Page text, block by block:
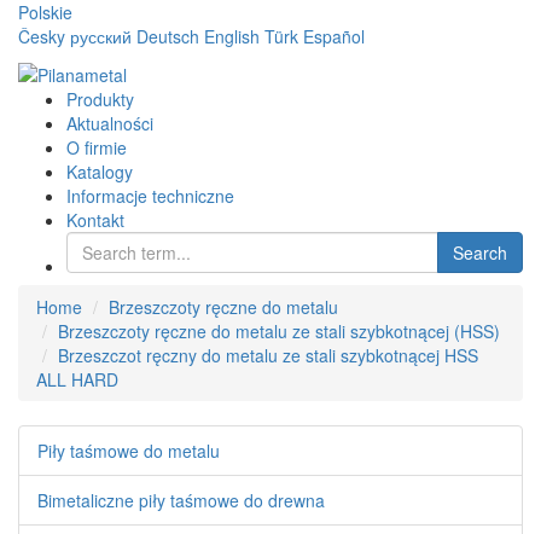
Polskie
Česky русский Deutsch English Türk Español
Produkty
Aktualności
O firmie
Katalogy
Informacje techniczne
Kontakt
Search
Home
Brzeszczoty ręczne do metalu
Brzeszczoty ręczne do metalu ze stali szybkotnącej (HSS)
Brzeszczot ręczny do metalu ze stali szybkotnącej HSS
ALL HARD
Piły taśmowe do metalu
Bimetaliczne piły taśmowe do drewna